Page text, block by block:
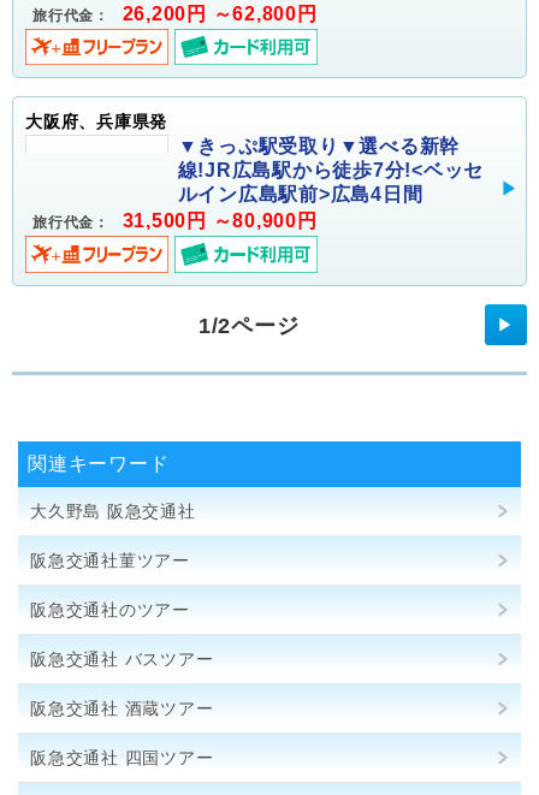
旅行代金： 26,200円 ～62,800円
大阪府、兵庫県発
▼きっぷ駅受取り▼選べる新幹
線!JR広島駅から徒歩7分!<ベッセ
ルイン広島駅前>広島4日間
旅行代金： 31,500円 ～80,900円
1/2ページ ▶
関連キーワード
大久野島 阪急交通社
阪急交通社菫ツアー
阪急交通社のツアー
阪急交通社 バスツアー
阪急交通社 酒蔵ツアー
阪急交通社 四国ツアー